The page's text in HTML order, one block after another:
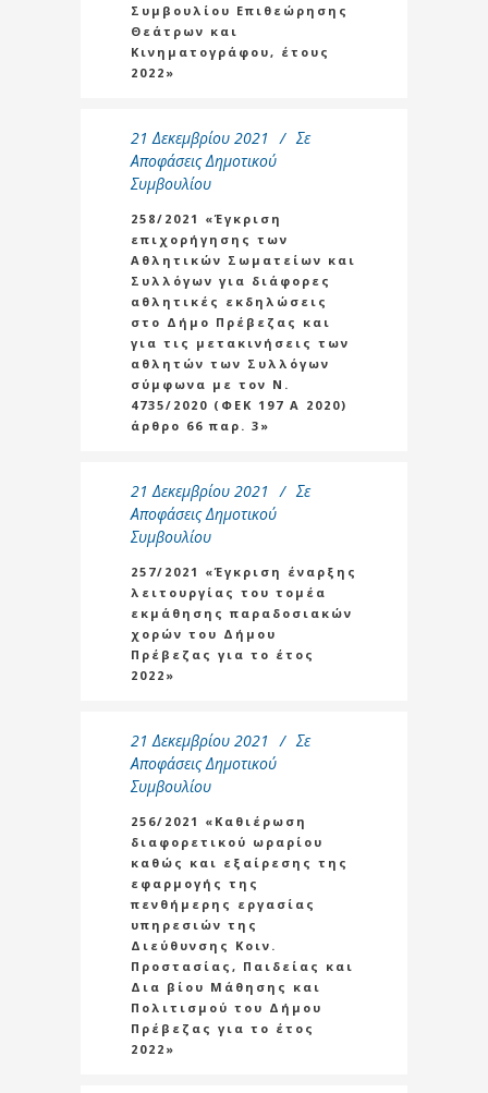
Συμβουλίου Επιθεώρησης
Θεάτρων και
Κινηματογράφου, έτους
2022»
21 Δεκεμβρίου 2021
Σε
Αποφάσεις Δημοτικού
Συμβουλίου
258/2021 «Έγκριση
επιχορήγησης των
Αθλητικών Σωματείων και
Συλλόγων για διάφορες
αθλητικές εκδηλώσεις
στο Δήμο Πρέβεζας και
για τις μετακινήσεις των
αθλητών των Συλλόγων
σύμφωνα με τον Ν.
4735/2020 (ΦΕΚ 197 Α 2020)
άρθρο 66 παρ. 3»
21 Δεκεμβρίου 2021
Σε
Αποφάσεις Δημοτικού
Συμβουλίου
257/2021 «Έγκριση έναρξης
λειτουργίας του τομέα
εκμάθησης παραδοσιακών
χορών του Δήμου
Πρέβεζας για το έτος
2022»
21 Δεκεμβρίου 2021
Σε
Αποφάσεις Δημοτικού
Συμβουλίου
256/2021 «Kαθιέρωση
διαφορετικού ωραρίου
καθώς και εξαίρεσης της
εφαρμογής της
πενθήμερης εργασίας
υπηρεσιών της
Διεύθυνσης Κοιν.
Προστασίας, Παιδείας και
Δια βίου Μάθησης και
Πολιτισμού του Δήμου
Πρέβεζας για το έτος
2022»